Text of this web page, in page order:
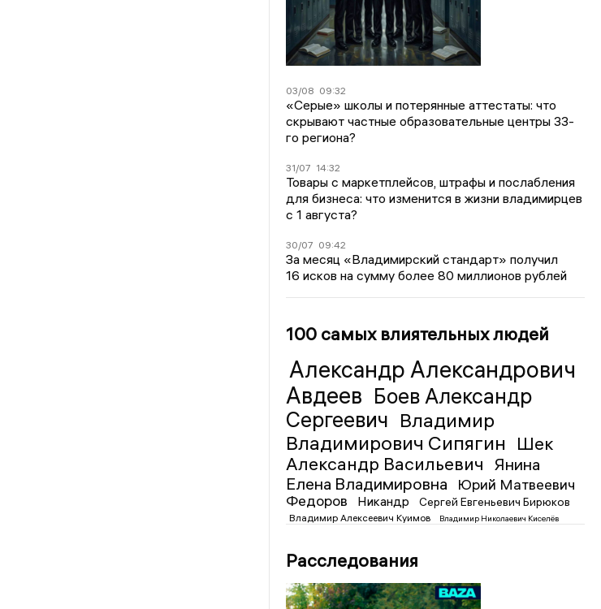
03/08 09:32
«Серые» школы и потерянные аттестаты: что
скрывают частные образовательные центры 33-
го региона?
31/07 14:32
Товары с маркетплейсов, штрафы и послабления
для бизнеса: что изменится в жизни владимирцев
с 1 августа?
30/07 09:42
За месяц «Владимирский стандарт» получил
16 исков на сумму более 80 миллионов рублей
100 самых влиятельных людей
Александр Александрович
Авдеев Боев Александр
Сергеевич Владимир
Владимирович Сипягин Шек
Александр Васильевич
Янина
Елена Владимировна
Юрий Матвеевич
Федоров
Никандр Сергей Евгеньевич Бирюков
Владимир Алексеевич Куимов Владимир Николаевич Киселёв
Расследования